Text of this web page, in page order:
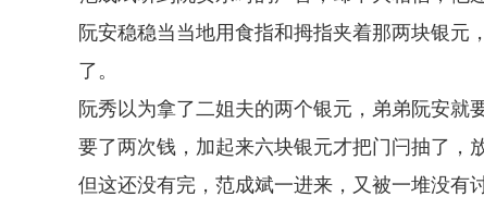
阮安稳稳当当地用食指和拇指夹着那两块银
了。
阮秀以为拿了二姐夫的两个银元，弟弟阮安就
要了两次钱，加起来六块银元才把门闩抽了，
但这还没有完，范成斌一进来，又被一堆没有